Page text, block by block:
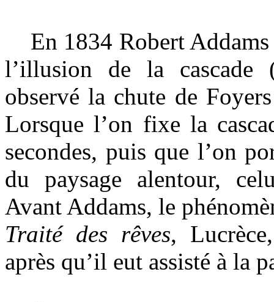
En 1834 Robert Addams
l’illusion de la cascade
observé la chute de
Lorsque l’on fixe la
secondes, puis que l’on
du paysage alentour,
Avant Addams, le
Traité des rêves,
après qu’il eut assisté à la